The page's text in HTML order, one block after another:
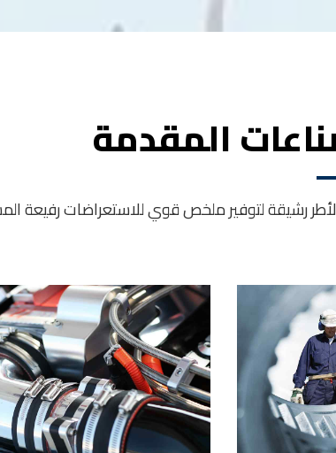
المقدمة
رشيقة لتوفير ملخص قوي للاستعراضات رفيعة